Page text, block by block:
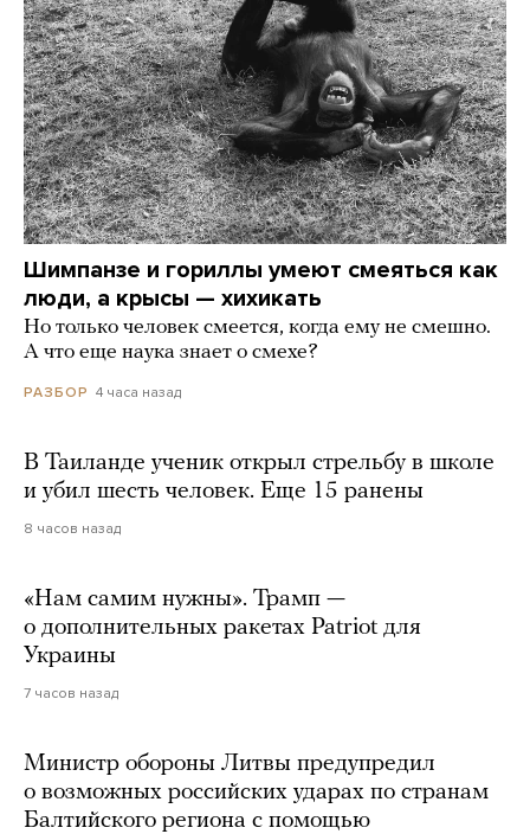
Шимпанзе и гориллы умеют смеяться как
люди, а крысы — хихикать
Но только человек смеется, когда ему не смешно.
А что еще наука знает о смехе?
РАЗБОР 4 часа назад
В Таиланде ученик открыл стрельбу в школе
и убил шесть человек. Еще 15 ранены
8 часов назад
«Нам самим нужны». Трамп —
о дополнительных ракетах Patriot для
Украины
7 часов назад
Министр обороны Литвы предупредил
о возможных российских ударах по странам
Балтийского региона с помощью